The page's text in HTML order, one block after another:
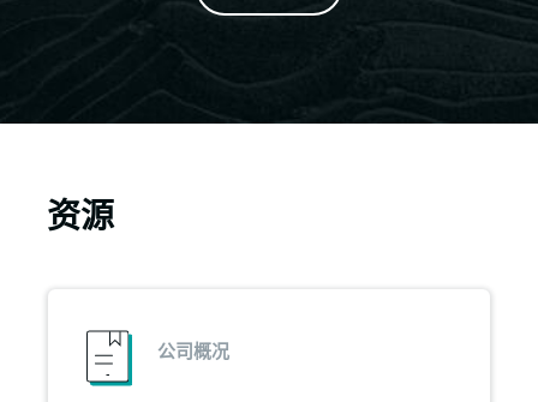
资源
公司概况